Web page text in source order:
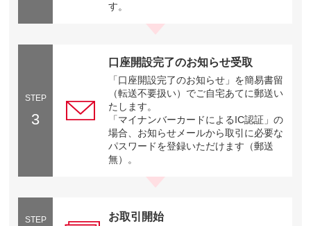
す。
STEP
3
口座開設完了のお知らせ受取
「口座開設完了のお知らせ」を簡易書留
（転送不要扱い）でご自宅あてに郵送い
たします。
「マイナンバーカードによるIC認証」の
場合、お知らせメールから取引に必要な
パスワードを登録いただけます（郵送
無）。
STEP お取引開始